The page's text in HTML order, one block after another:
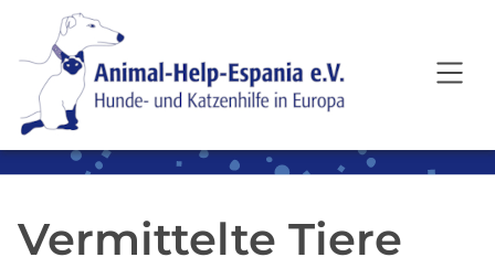
SKIP TO MAIN CONTENT
Vermittelte Tiere